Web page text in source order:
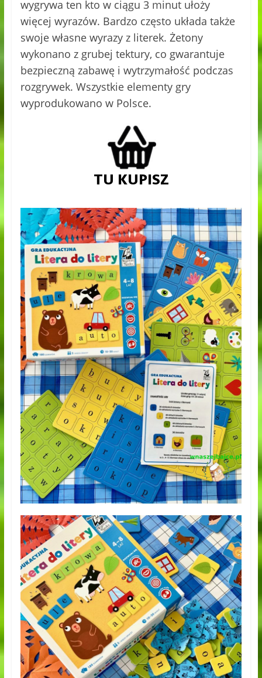
wygrywa ten kto w ciągu 3 minut ułoży
więcej wyrazów. Bardzo często układa także
swoje własne wyrazy z literek. Żetony
wykonano z grubej tektury, co gwarantuje
bezpieczną zabawę i wytrzymałość podczas
rozgrywek. Wszystkie elementy gry
wyprodukowano w Polsce.